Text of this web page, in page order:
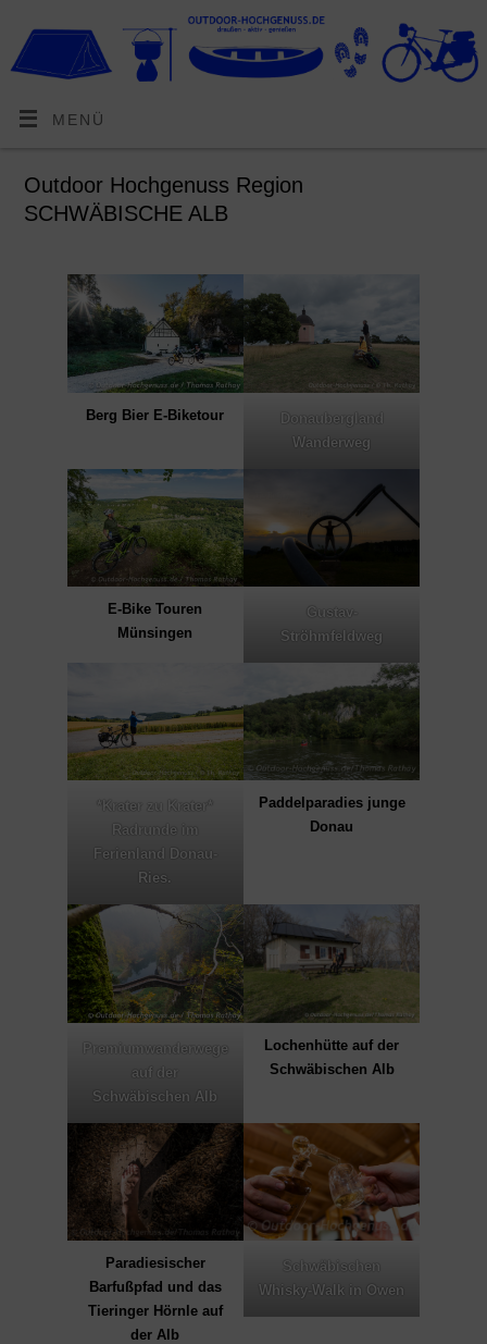
MENÜ
Outdoor Hochgenuss Region
SCHWÄBISCHE ALB
Berg Bier E-Biketour
Donaubergland
Wanderweg
E-Bike Touren
Münsingen
Gustav-
Ströhmfeldweg
*Krater zu Krater*
Radrunde im
Ferienland Donau-
Ries.
Paddelparadies junge
Donau
Premiumwanderwege
auf der
Schwäbischen Alb
Lochenhütte auf der
Schwäbischen Alb
Paradiesischer
Barfußpfad und das
Tieringer Hörnle auf
der Alb
Schwäbischen
Whisky-Walk in Owen